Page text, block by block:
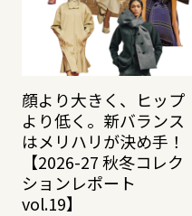
顔より大きく、ヒップ
より低く。新バランス
はメリハリが決め手！
【2026-27 秋冬コレク
ションレポート
vol.19】